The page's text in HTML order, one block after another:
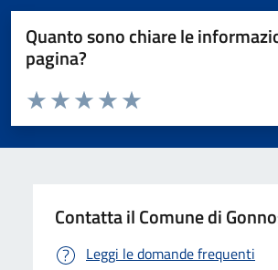
Quanto sono chiare le
pagina?
Valuta da 1 a 5 stelle la pagina
Valuta 5 stelle su 5
Valuta 4 stelle su 5
Valuta 3 stelle su 5
Valuta 2 stelle su 5
Valuta 1 stelle su 5
Contatta il Comune di
Leggi le domande frequenti